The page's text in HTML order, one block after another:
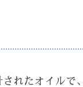
れたオイルで